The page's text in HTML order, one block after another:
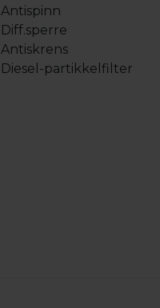
Antispinn
Diff.sperre
Antiskrens
Diesel-partikkelfilter